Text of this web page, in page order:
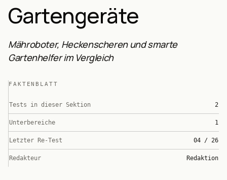
Gartengeräte
Mähroboter, Heckenscheren und smarte
Gartenhelfer im Vergleich
FAKTENBLATT
Tests in dieser Sektion 2
Unterbereiche 1
Letzter Re-Test 04 / 26
Redakteur Redaktion